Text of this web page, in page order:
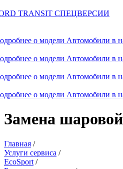
TRANSIT СПЕЦВЕРСИИ
о модели Автомобили в
о модели Автомобили в
о модели Автомобили в
о модели Автомобили в
Замена
Главная /
Услуги сервиса /
EcoSport /